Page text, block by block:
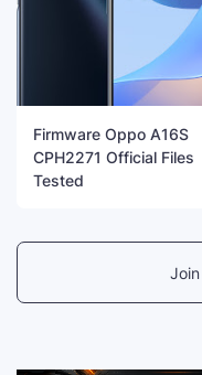
Firmware Oppo A16S
CPH2271 Official Files
Tested